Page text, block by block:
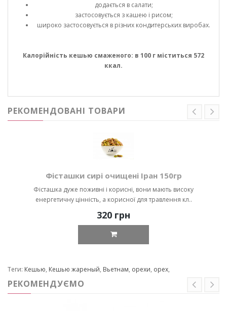
додається в салати;
застосовується з кашею і рисом;
широко застосовується в різних кондитерських виробах.
Калорійність кешью смаженого: в 100 г міститься 572
ккал.
РЕКОМЕНДОВАНІ ТОВАРИ
Фісташки сирі очищені Іран 150гр
Фісташка дуже поживні і корисні, вони мають високу
енергетичну цінність, а корисної для травлення кл..
320 грн
Теги: Кешью, Кешью жареный, Вьетнам, орехи, орех,
РЕКОМЕНДУЄМО